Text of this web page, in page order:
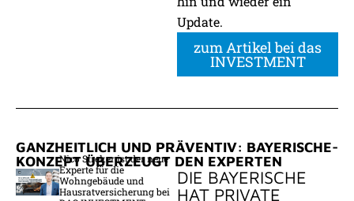
Update.
zum Artikel bei das
INVESTMENT
GANZHEITLICH UND PRÄVENTIV: BAYERISCHE-
KONZEPT ÜBERZEUGT DEN EXPERTEN
Nico Streker ist der neue
Experte für die
Wohngebäude und
Hausratversicherung bei
DIE BAYERISCHE
HAT PRIVATE